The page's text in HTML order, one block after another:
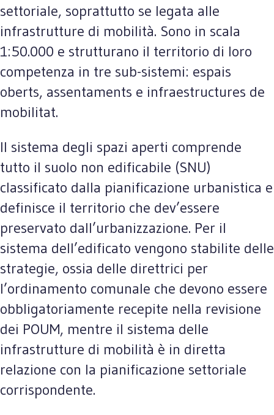
settoriale, soprattutto se legata alle
infrastrutture di mobilità. Sono in scala
1:50.000 e strutturano il territorio di loro
competenza in tre sub-sistemi: espais
oberts, assentaments e infraestructures de
mobilitat.
Il sistema degli spazi aperti comprende
tutto il suolo non edificabile (SNU)
classificato dalla pianificazione urbanistica e
definisce il territorio che dev’essere
preservato dall’urbanizzazione. Per il
sistema dell’edificato vengono stabilite delle
strategie, ossia delle direttrici per
l’ordinamento comunale che devono essere
obbligatoriamente recepite nella revisione
dei POUM, mentre il sistema delle
infrastrutture di mobilità è in diretta
relazione con la pianificazione settoriale
corrispondente.